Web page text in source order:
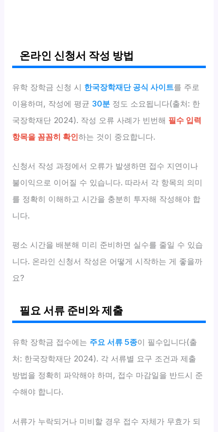
온라인 신청서 작성 방법
유학 장학금 신청 시 한국장학재단 공식 사이트를 주로
이용하며, 작성에 평균 30분 정도 소요됩니다(출처: 한
국장학재단 2024). 작성 오류 사례가 빈번해 필수 입력
항목을 꼼꼼히 확인하는 것이 중요합니다.
신청서 작성 과정에서 오류가 발생하면 접수 지연이나
불이익으로 이어질 수 있습니다. 따라서 각 항목의 의미
를 정확히 이해하고 시간을 충분히 투자해 작성해야 합
니다.
평소 시간을 배분해 미리 준비하면 실수를 줄일 수 있습
니다. 온라인 신청서 작성은 어떻게 시작하는 게 좋을까
요?
필요 서류 준비와 제출
유학 장학금 접수에는 주요 서류 5종이 필수입니다(출
처: 한국장학재단 2024). 각 서류별 요구 조건과 제출
방법을 정확히 파악해야 하며, 접수 마감일을 반드시 준
수해야 합니다.
서류가 누락되거나 미비할 경우 접수 자체가 무효가 되